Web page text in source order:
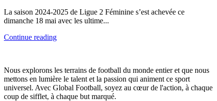
La saison 2024-2025 de Ligue 2 Féminine s’est achevée ce
dimanche 18 mai avec les ultime...
Continue reading
Nous explorons les terrains de football du monde entier et que nous
mettons en lumière le talent et la passion qui animent ce sport
universel. Avec Global Football, soyez au cœur de l'action, à chaque
coup de sifflet, à chaque but marqué.